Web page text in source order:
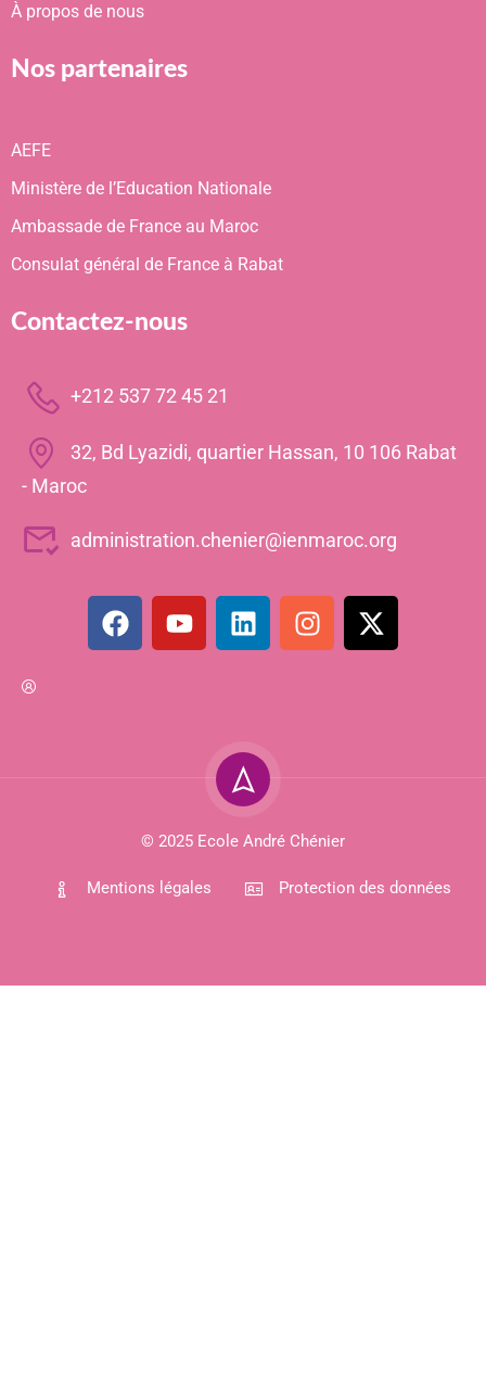
À propos de nous
Nos partenaires
AEFE
Ministère de l’Education Nationale
Ambassade de France au Maroc
Consulat général de France à Rabat
Contactez-nous
+212 537 72 45 21
32, Bd Lyazidi, quartier Hassan, 10 106 Rabat
- Maroc
administration.chenier@ienmaroc.org
© 2025 Ecole André Chénier
Mentions légales Protection des données